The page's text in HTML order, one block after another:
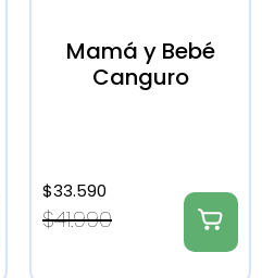
Mamá y Bebé
Canguro
$41.990
$33.590